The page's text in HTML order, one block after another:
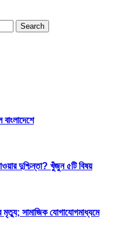
দুশ্চিন্তা? খুঁজুন ৫টি বিষয়
মৃত্যু; সামাজিক যোগাযোগমাধ্যমে